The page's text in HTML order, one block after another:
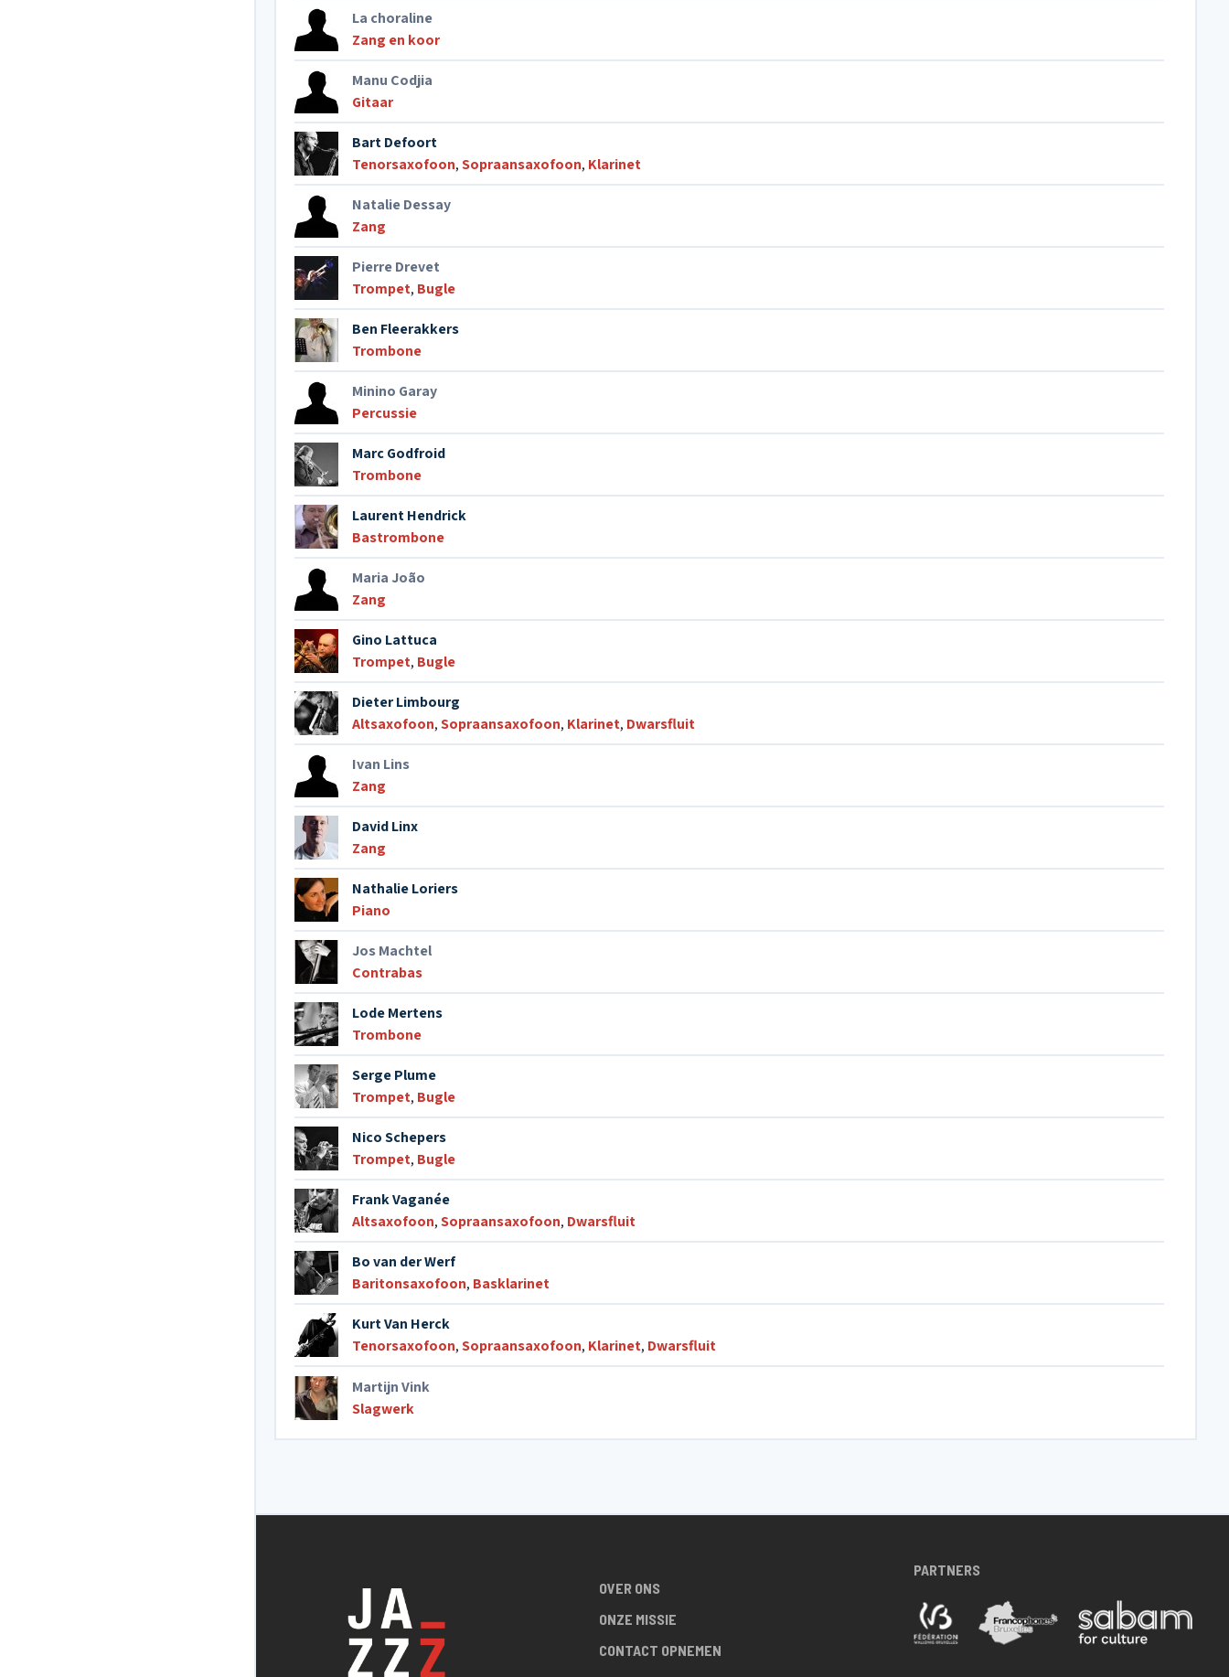
La choraline
Zang en koor
Manu Codjia
Gitaar
Bart Defoort
Tenorsaxofoon,Sopraansaxofoon, Klarinet
Natalie Dessay
Zang
Pierre Drevet
Trompet, Bugle
Ben Fleerakkers
Trombone
Minino Garay
Percussie
Marc Godfroid
Trombone
Laurent Hendrick
Bastrombone
Maria João
Zang
Gino Lattuca
Trompet, Bugle
Dieter Limbourg
Altsaxofoon,Sopraansaxofoon, Klarinet, Dwarsfluit
Ivan Lins
Zang
David Linx
Zang
Nathalie Loriers
Piano
Jos Machtel
Contrabas
Lode Mertens
Trombone
Serge Plume
Trompet, Bugle
Nico Schepers
Trompet, Bugle
Frank Vaganée
Altsaxofoon,Sopraansaxofoon, Dwarsfluit
Bo van der Werf
Baritonsaxofoon, Basklarinet
Kurt Van Herck
Tenorsaxofoon,Sopraansaxofoon, Klarinet, Dwarsfluit
Martijn Vink
Slagwerk
OVER ONS
ONZE MISSIE
CONTACT OPNEMEN
PARTNERS